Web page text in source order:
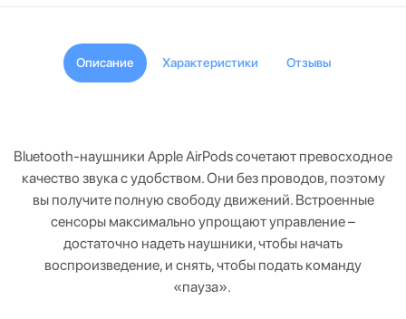
Описание Характеристики Отзывы
Bluetooth-наушники Apple AirPods сочетают превосходное
качество звука с удобством. Они без проводов, поэтому
вы получите полную свободу движений. Встроенные
сенсоры максимально упрощают управление –
достаточно надеть наушники, чтобы начать
воспроизведение, и снять, чтобы подать команду
«пауза».